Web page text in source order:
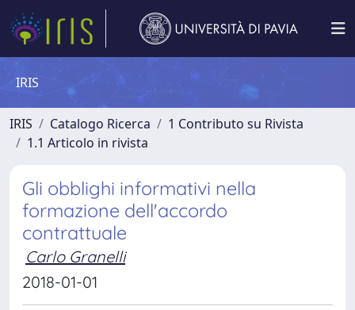
IRIS
IRIS Catalogo Ricerca
1 Contributo su Rivista
1.1 Articolo in rivista
Gli obblighi informativi nella
formazione dell'accordo
contrattuale
Carlo Granelli
2018-01-01